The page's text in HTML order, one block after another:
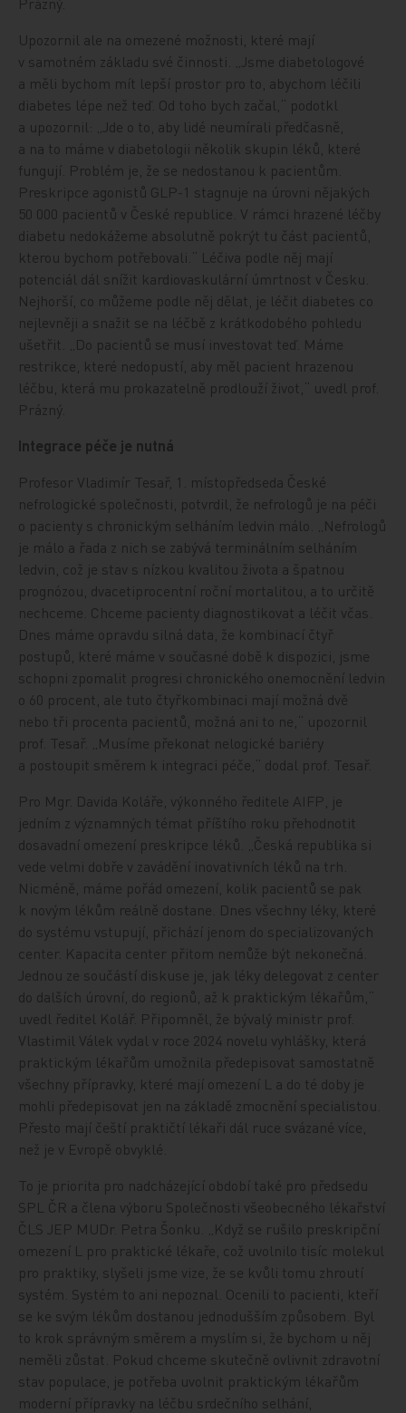
Upozornil ale na omezené možnosti, které mají
v samotném základu své činnosti. „Jsme diabetologové
a měli bychom mít lepší prostor pro to, abychom léčili
diabetes lépe než teď. Od toho bych začal,“ podotkl
a upozornil: „Jde o to, aby lidé neumírali předčasně,
a na to máme v diabetologii několik skupin léků, které
fungují. Problém je, že se nedostanou k pacientům.
Preskripce agonistů GLP-1 stagnuje na úrovni nějakých
50 000 pacientů v České republice. V rámci hrazené léčby
diabetu nedokážeme absolutně pokrýt tu část pacientů,
kterou bychom potřebovali.“ Léčiva podle něj mají
potenciál dál snížit kardiovaskulární úmrtnost v Česku.
Nejhorší, co můžeme podle něj dělat, je léčit diabetes co
nejlevněji a snažit se na léčbě z krátkodobého pohledu
ušetřit. „Do pacientů se musí investovat teď. Máme
restrikce, které nedopustí, aby měl pacient hrazenou
léčbu, která mu prokazatelně prodlouží život,“ uvedl prof.
Prázný.
Integrace péče je nutná
Profesor Vladimír Tesař, 1. místopředseda České
nefrologické společnosti, potvrdil, že nefrologů je na péči
o pacienty s chronickým selháním ledvin málo. „Nefrologů
je málo a řada z nich se zabývá terminálním selháním
ledvin, což je stav s nízkou kvalitou života a špatnou
prognózou, dvacetiprocentní roční mortalitou, a to určitě
nechceme. Chceme pacienty diagnostikovat a léčit včas.
Dnes máme opravdu silná data, že kombinací čtyř
postupů, které máme v současné době k dispozici, jsme
schopni zpomalit progresi chronického onemocnění ledvin
o 60 procent, ale tuto čtyřkombinaci mají možná dvě
nebo tři procenta pacientů, možná ani to ne,“ upozornil
prof. Tesař. „Musíme překonat nelogické bariéry
a postoupit směrem k integraci péče,“ dodal prof. Tesař.
Pro Mgr. Davida Koláře, výkonného ředitele AIFP, je
jedním z významných témat příštího roku přehodnotit
dosavadní omezení preskripce léků. „Česká republika si
vede velmi dobře v zavádění inovativních léků na trh.
Nicméně, máme pořád omezení, kolik pacientů se pak
k novým lékům reálně dostane. Dnes všechny léky, které
do systému vstupují, přichází jenom do specializovaných
center. Kapacita center přitom nemůže být nekonečná.
Jednou ze součástí diskuse je, jak léky delegovat z center
do dalších úrovní, do regionů, až k praktickým lékařům,“
uvedl ředitel Kolář. Připomněl, že bývalý ministr prof.
Vlastimil Válek vydal v roce 2024 novelu vyhlášky, která
praktickým lékařům umožnila předepisovat samostatně
všechny přípravky, které mají omezení L a do té doby je
mohli předepisovat jen na základě zmocnění specialistou.
Přesto mají čeští praktičtí lékaři dál ruce svázané více,
než je v Evropě obvyklé.
To je priorita pro nadcházející období také pro předsedu
SPL ČR a člena výboru Společnosti všeobecného lékařství
ČLS JEP MUDr. Petra Šonku. „Když se rušilo preskripční
omezení L pro praktické lékaře, což uvolnilo tisíc molekul
pro praktiky, slyšeli jsme vize, že se kvůli tomu zhroutí
systém. Systém to ani nepoznal. Ocenili to pacienti, kteří
se ke svým lékům dostanou jednodušším způsobem. Byl
to krok správným směrem a myslím si, že bychom u něj
neměli zůstat. Pokud chceme skutečně ovlivnit zdravotní
stav populace, je potřeba uvolnit praktickým lékařům
moderní přípravky na léčbu srdečního selhání,